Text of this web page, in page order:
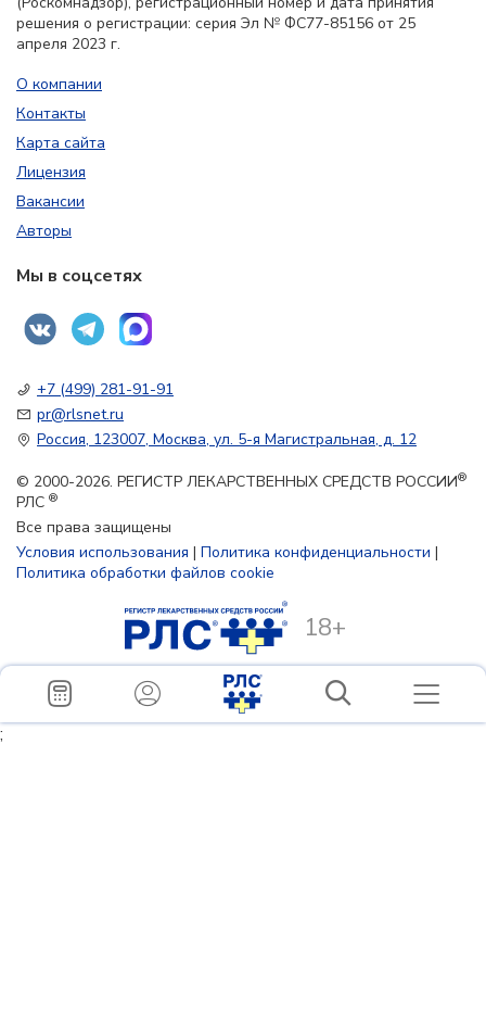
решения о регистрации: серия Эл № ФС77-85156 от 25
апреля 2023 г.
О компании
Контакты
Карта сайта
Лицензия
Вакансии
Авторы
Мы в соцсетях
+7 (499) 281-91-91
pr@rlsnet.ru
Россия, 123007, Москва, ул. 5-я Магистральная, д. 12
© 2000-2026. РЕГИСТР ЛЕКАРСТВЕННЫХ СРЕДСТВ РОССИИ®
РЛС ®
Все права защищены
Условия использования | Политика конфиденциальности |
Политика обработки файлов cookie
18+
;